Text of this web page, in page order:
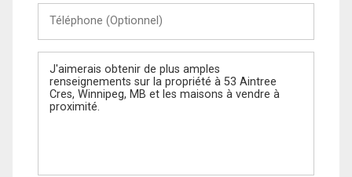
(Optionnel)
Message